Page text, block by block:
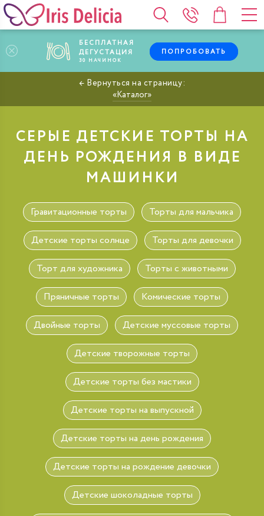
БЕСПЛАТНАЯ
ДЕГУСТАЦИЯ
30 НАЧИНОК
ПОПРОБОВАТЬ
Каталог
СЕРЫЕ ДЕТСКИЕ ТОРТЫ НА
ДЕНЬ РОЖДЕНИЯ В ВИДЕ
МАШИНКИ
Гравитационные торты Торты для мальчика
Детские торты солнце Торты для девочки
Торт для художника Торты с животными
Пряничные торты Комические торты
Двойные торты Детские муссовые торты
Детские творожные торты
Детские торты без мастики
Детские торты на выпускной
Детские торты на день рождения
Детские торты на рождение девочки
Детские шоколадные торты